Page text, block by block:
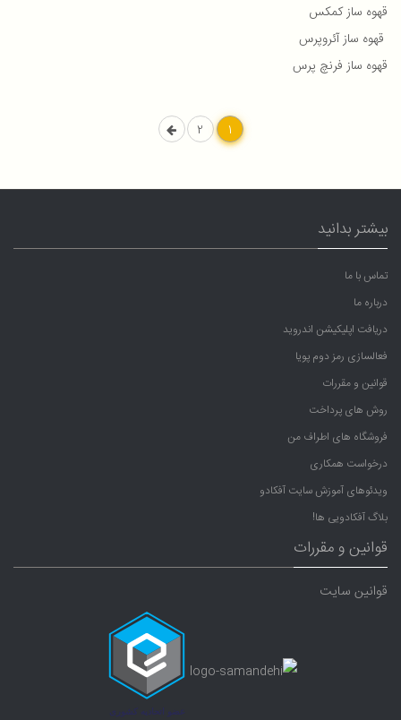
قهوه ساز کمکس
قهوه ساز آئروپرس
قهوه ساز فرنچ پرس
2
بیشتر بدانید
تماس با ما
درباره ما
دریافت اپلیکیشن اندروید
فعالسازی رمز دوم پویا
قوانین و مقررات
روش های پرداخت
فروشگاه های اطراف من
درخواست همکاری
ویدئوهای آموزش سایت آفکادو
بلاگ آفکادویی ها!
قوانین و مقررات
قوانین سایت